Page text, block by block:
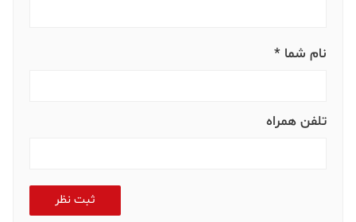
نام شما *
تلفن همراه
ثبت نظر